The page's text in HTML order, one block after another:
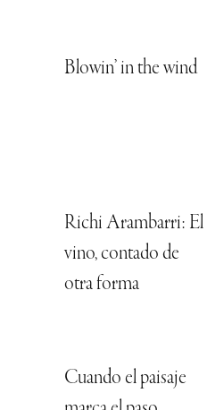
Blowin’ in the wind
Richi Arambarri: El
vino, contado de
otra forma
Cuando el paisaje